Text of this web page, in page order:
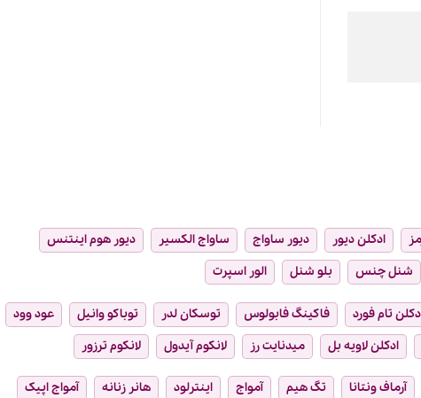
ادکلن دیور دیور ساواج ساواج الکسیر
دیور هوم اینتنس
شنل چنس بلو شنل الور اسپرت
تام فورد فاکینگ فابولوس توسکان لدر توباکو وانیل
عود وود
ادکلن لاویه بل میدنایت رز لانکوم آیدول لانکوم ترزور
آرماف ونتانا تگ هیم آمواج اینترلود هانر زنانه
آمواج اپیک